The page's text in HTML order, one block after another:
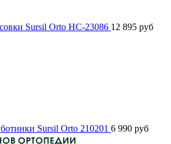
Sursil Orto HC-23086 12 895 руб
Sursil Orto 210201 6 990 руб